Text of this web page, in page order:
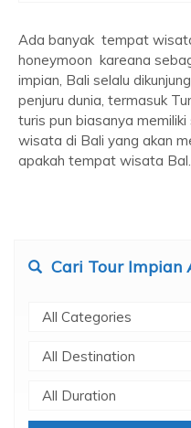
Ada banyak tempat
honeymoon kareana
impian, Bali selalu
penjuru dunia, termasuk
turis pun biasanya
wisata di Bali yang akan
apakah tempat wisata
Cari Tour Impian